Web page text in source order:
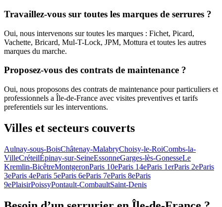
Travaillez-vous sur toutes les marques de serrures ?
Oui, nous intervenons sur toutes les marques : Fichet, Picard,
Vachette, Bricard, Mul-T-Lock, JPM, Mottura et toutes les autres
marques du marche.
Proposez-vous des contrats de maintenance ?
Oui, nous proposons des contrats de maintenance pour particuliers et
professionnels a Île-de-France avec visites preventives et tarifs
preferentiels sur les interventions.
Villes et secteurs couverts
Aulnay-sous-BoisChâtenay-MalabryChoisy-le-RoiCombs-la-
VilleCréteilÉpinay-sur-SeineEssonneGarges-lès-GonesseLe
Kremlin-BicêtreMontgeronParis 10eParis 14eParis 1erParis 2eParis
3eParis 4eParis 5eParis 6eParis 7eParis 8eParis
9ePlaisirPoissyPontault-CombaultSaint-Denis